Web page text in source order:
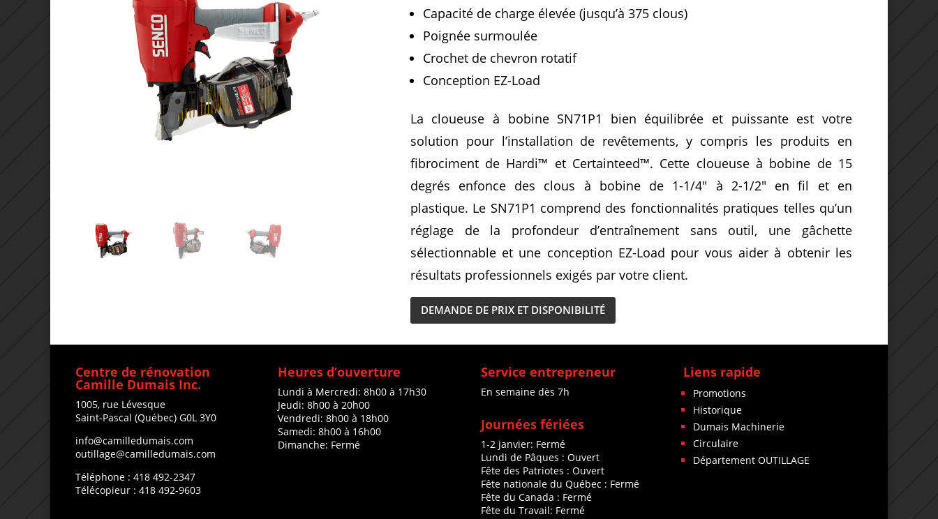
Capacité de charge élevée (jusqu’à 375 clous)
Poignée surmoulée
Crochet de chevron rotatif
Conception EZ-Load
La cloueuse à bobine SN71P1 bien équilibrée et puissante est votre
solution pour l’installation de revêtements, y compris les produits en
fibrociment de Hardi™ et Certainteed™. Cette cloueuse à bobine de 15
degrés enfonce des clous à bobine de 1-1/4″ à 2-1/2″ en fil et en
plastique. Le SN71P1 comprend des fonctionnalités pratiques telles qu’un
réglage de la profondeur d’entraînement sans outil, une gâchette
sélectionnable et une conception EZ-Load pour vous aider à obtenir les
résultats professionnels exigés par votre client.
DEMANDE DE PRIX ET DISPONIBILITÉ
Centre de rénovation
Camille Dumais Inc.
1005, rue Lévesque
Saint-Pascal (Québec) G0L 3Y0
info@camilledumais.com
outillage@camilledumais.com
Téléphone : 418 492-2347
Télécopieur : 418 492-9603
Heures d’ouverture
Lundi à Mercredi: 8h00 à 17h30
Jeudi: 8h00 à 20h00
Vendredi: 8h00 à 18h00
Samedi: 8h00 à 16h00
Dimanche: Fermé
Service entrepreneur
En semaine dès 7h
Journées fériées
1-2 janvier: Fermé
Lundi de Pâques : Ouvert
Fête des Patriotes : Ouvert
Fête nationale du Québec : Fermé
Fête du Canada : Fermé
Fête du Travail: Fermé
Liens rapide
Promotions
Historique
Dumais Machinerie
Circulaire
Département OUTILLAGE